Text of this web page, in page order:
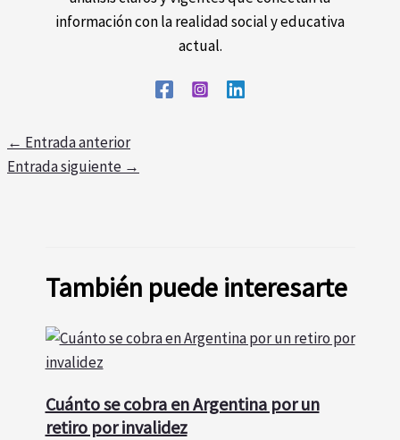
información con la realidad social y educativa
actual.
← Entrada anterior
Entrada siguiente →
También puede interesarte
Cuánto se cobra en Argentina por un
retiro por invalidez